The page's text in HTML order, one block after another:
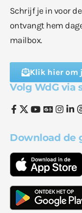
Schrijf je in voor
ontvangt hem
mailbox.
Klik hier om
Volg WdG via
Download de